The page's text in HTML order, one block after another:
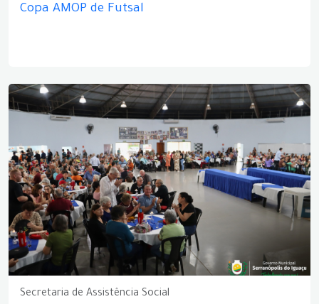
Copa AMOP de Futsal
Secretaria de Assistência Social